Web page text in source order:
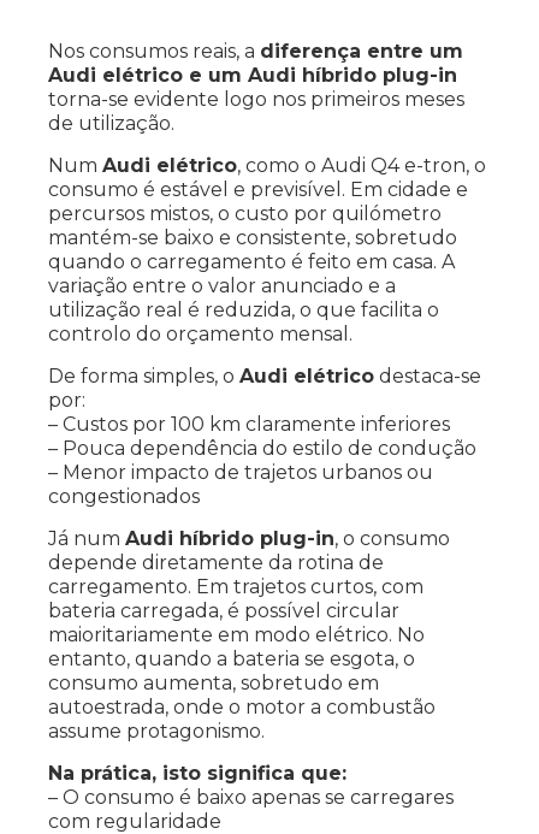
Nos consumos reais, a diferença entre um
Audi elétrico e um Audi híbrido plug-in
torna-se evidente logo nos primeiros meses
de utilização.
Num Audi elétrico, como o Audi Q4 e-tron, o
consumo é estável e previsível. Em cidade e
percursos mistos, o custo por quilómetro
mantém-se baixo e consistente, sobretudo
quando o carregamento é feito em casa. A
variação entre o valor anunciado e a
utilização real é reduzida, o que facilita o
controlo do orçamento mensal.
De forma simples, o Audi elétrico destaca-se
por:
– Custos por 100 km claramente inferiores
– Pouca dependência do estilo de condução
– Menor impacto de trajetos urbanos ou
congestionados
Já num Audi híbrido plug-in, o consumo
depende diretamente da rotina de
carregamento. Em trajetos curtos, com
bateria carregada, é possível circular
maioritariamente em modo elétrico. No
entanto, quando a bateria se esgota, o
consumo aumenta, sobretudo em
autoestrada, onde o motor a combustão
assume protagonismo.
Na prática, isto significa que:
– O consumo é baixo apenas se carregares
com regularidade